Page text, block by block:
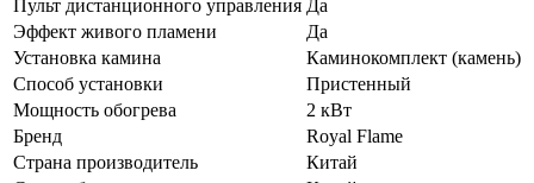
Пульт дистанционного управления Да
Эффект живого пламени
Да
Установка камина
Каминокомплект (камень)
Способ установки
Пристенный
Мощность обогрева
2 кВт
Бренд
Royal Flame
Страна производитель
Китай